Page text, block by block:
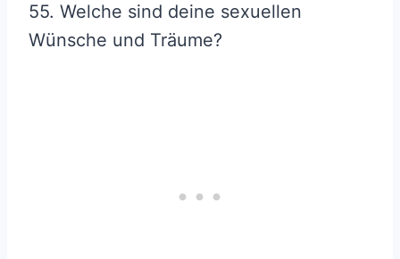
55. Welche sind deine sexuellen
Wünsche und Träume?